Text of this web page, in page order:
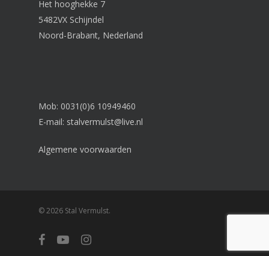
Het hooghekke 7
5482VX Schijndel
Noord-Brabant, Nederland
Mob: 0031(0)6 10949460
E-mail: stalvermulst@live.nl
Algemene voorwaarden
© 2026 Stal Vermulst.
facebookyoutubeinstagram